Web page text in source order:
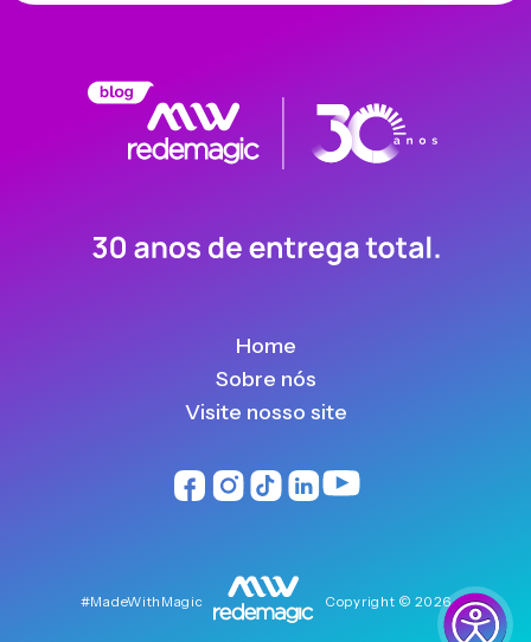
Home
Sobre nós
Visite nosso site
#MadeWithMagic Copyright © 2026